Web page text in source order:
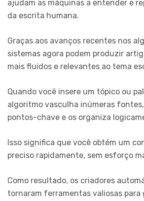
ajudam as máquinas a entender e
da escrita humana.
Graças aos avanços recentes nos
sistemas agora podem produzir
mais fluidos e relevantes ao tema
Quando você insere um tópico ou
algoritmo vasculha inúmeras
pontos-chave e os organiza
Isso significa que você obtém um
preciso rapidamente, sem esforço
Como resultado, os criadores
tornaram ferramentas valiosas para